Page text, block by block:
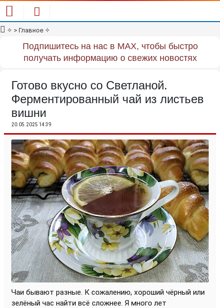
✧ > Главное ✧
Подпишитесь на нас в MAX, чтобы быстро
получать информацию о свежих новостях
Готово вкусно со Светланой.
Ферментированный чай из листьев
вишни
20.05.2025 14:39
Чаи бывают разные. К сожалению, хороший чёрный или
зелёный час найти всё сложнее. Я много лет